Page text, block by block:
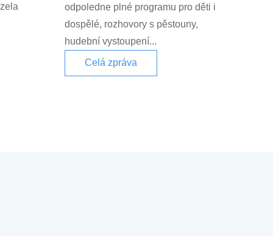
odpoledne plné programu pro děti i
dospělé, rozhovory s pěstouny,
hudební vystoupení...
Celá zpráva